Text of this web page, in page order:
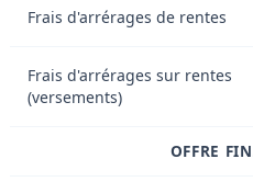
Frais d'arrérages de rentes
Frais d'arrérages sur rentes
(versements)
OFFRE